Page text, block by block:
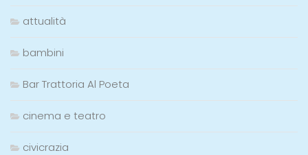
attualità
bambini
Bar Trattoria Al Poeta
cinema e teatro
civicrazia